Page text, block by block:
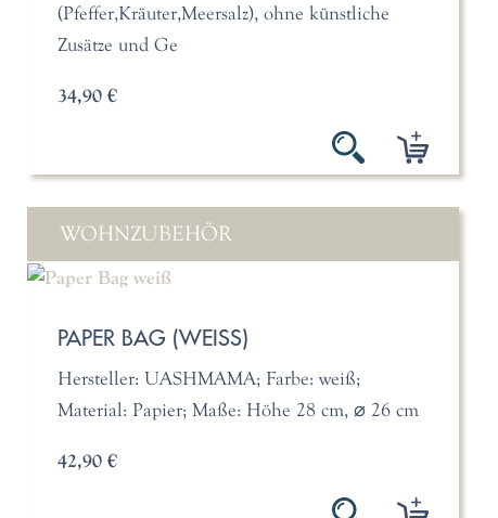
(Pfeffer,Kräuter,Meersalz), ohne künstliche
Zusätze und Ge
34,90 €
WOHNZUBEHÖR
PAPER BAG (WEISS)
Hersteller: UASHMAMA; Farbe: weiß;
Material: Papier; Maße: Höhe 28 cm, ⌀ 26 cm
42,90 €